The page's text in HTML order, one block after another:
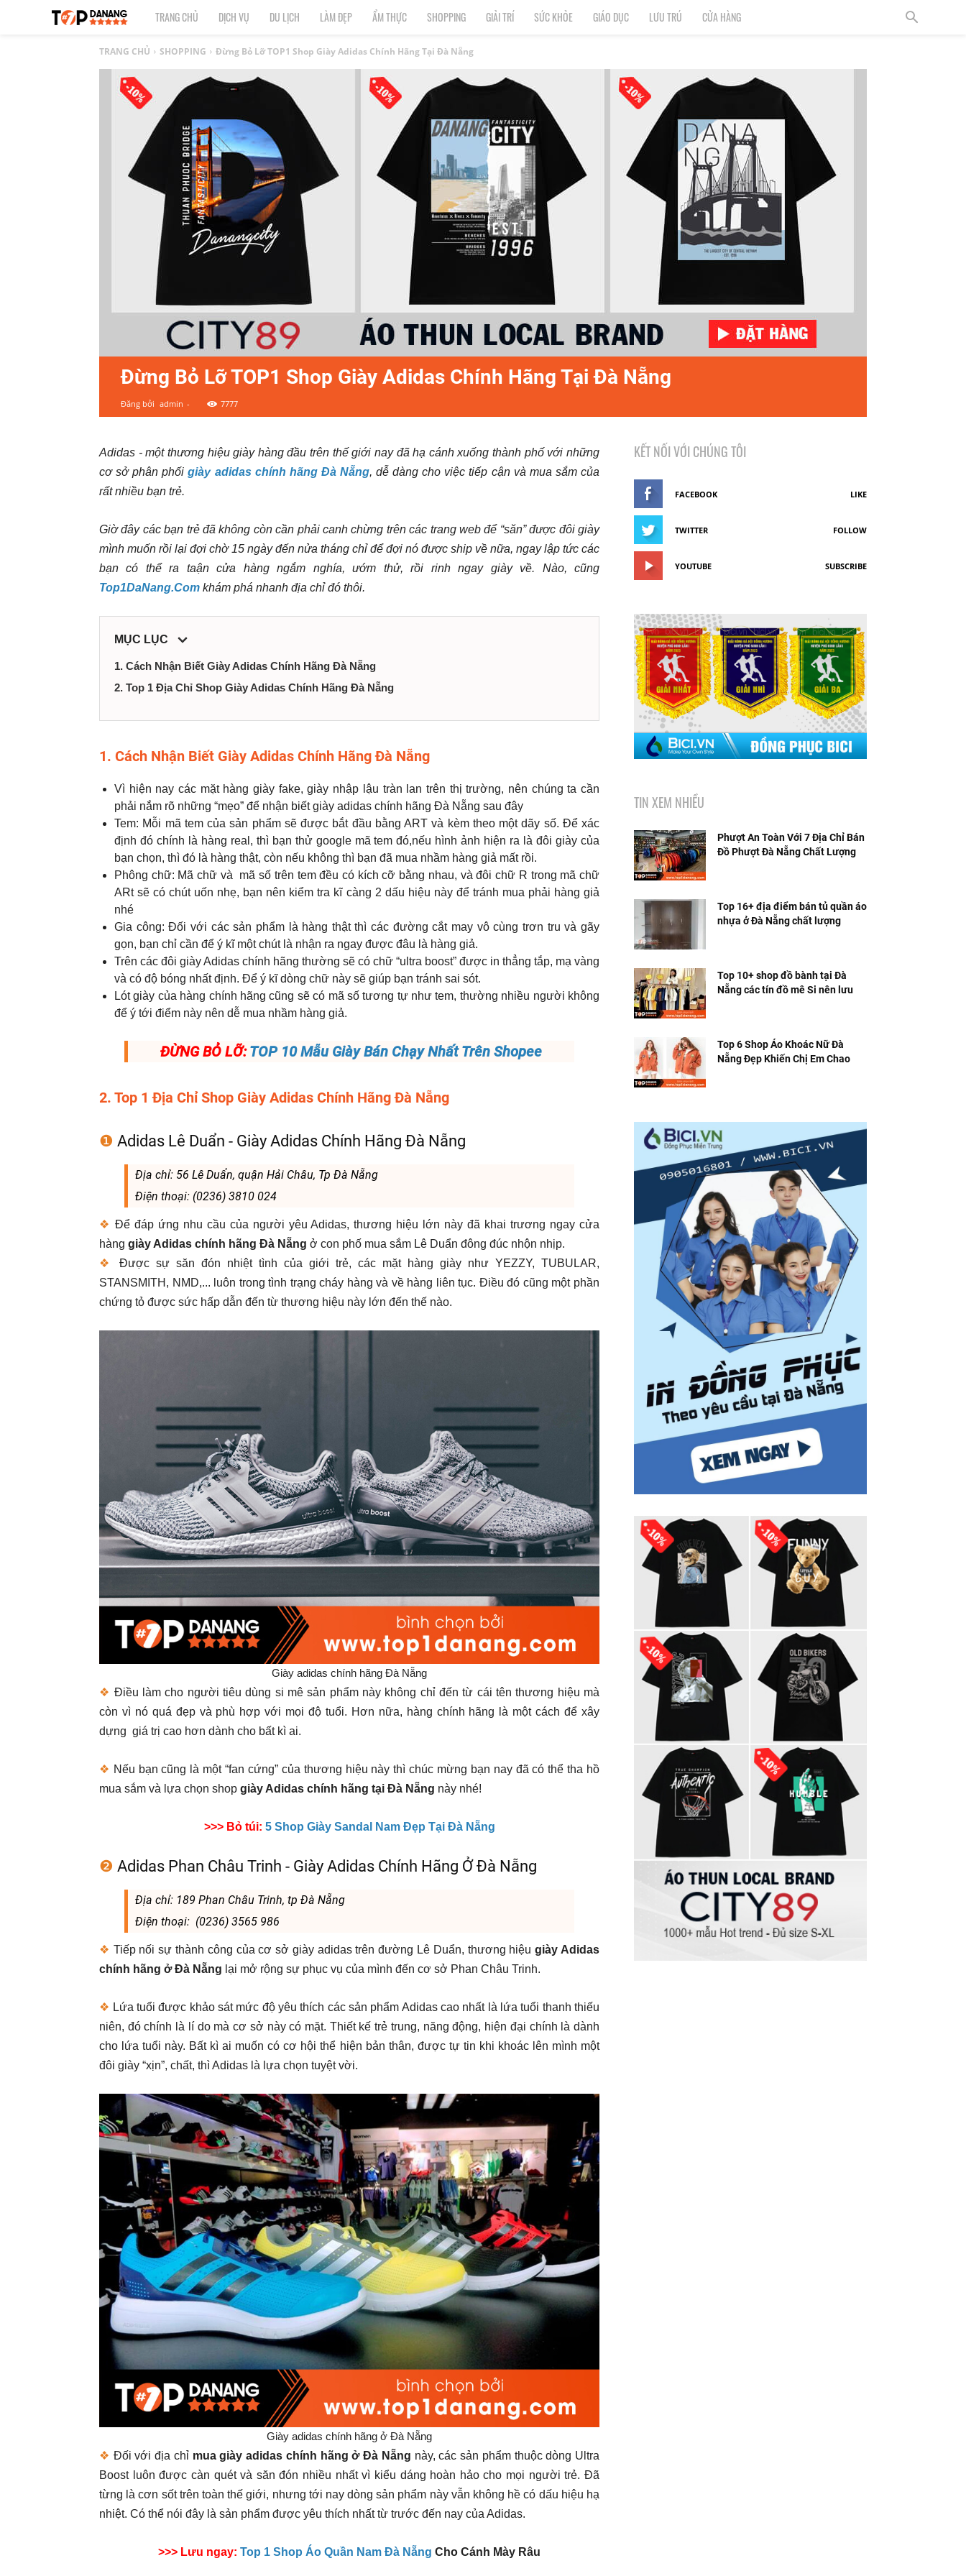
TOP
1
ĐÀ
NẴNG
|
Top
điểm,
công
shop,
tại
Đà
Nẵng
TRANG CHỦ DỊCH VỤ DU LỊCH LÀM ĐẸP ẨM THỰC SHOPPING GIẢI TRÍ SỨC KHỎE GIÁO DỤC LƯU TRÚ CỬA HÀNG
TRANG CHỦ SHOPPING Đừng Bỏ Lỡ TOP1 Shop Giày Adidas Chính Hãng Tại Đà Nẵng
Đừng Bỏ Lỡ TOP1 Shop Giày Adidas Chính Hãng Tại Đà Nẵng
Đăng bởi admin - 7777
Adidas - một thương hiệu giày hàng đầu trên thế giới nay đã hạ cánh xuống thành phố với những
cơ sở phân phốigiày adidas chính hãng Đà Nẵng, dễ dàng cho việc tiếp cận và mua sắm của
rất nhiều bạn trẻ.
Giờ đây các bạn trẻ đã không còn cần phải canh chừng trên các trang web để “săn” được đôi giày
mình muốn rồi lại đợi chờ 15 ngày đến nửa tháng chỉ để đợi nó được ship về nữa, ngay lập tức các
bạn có thể ra taận cửa hàng ngắm nghía, ướm thử, rồi rinh ngay giày về. Nào, cũng
Top1DaNang.Com khám phá nhanh địa chỉ đó thôi.
MỤC LỤC
1. Cách Nhận Biết Giày Adidas Chính Hãng Đà Nẵng
2. Top 1 Địa Chỉ Shop Giày Adidas Chính Hãng Đà Nẵng
1. Cách Nhận Biết Giày Adidas Chính Hãng Đà Nẵng
Vì hiện nay các mặt hàng giày fake, giày nhập lậu tràn lan trên thị trường, nên chúng ta cần
phải nắm rõ những “mẹo” để nhận biết giày adidas chính hãng Đà Nẵng sau đây
Tem: Mỗi mã tem của sản phẩm sẽ được bắt đầu bằng ART và kèm theo một dãy số. Để xác
định đó chính là hàng real, thì bạn thử google mã tem đó,nếu hình ảnh hiện ra là đôi giày của
bạn chọn, thì đó là hàng thật, còn nếu không thì bạn đã mua nhầm hàng giả mất rồi.
Phông chữ: Mã chữ và mã số trên tem đều có kích cỡ bằng nhau, và đôi chữ R trong mã chữ
ARt sẽ có chút uốn nhẹ, bạn nên kiểm tra kĩ càng 2 dấu hiệu này để tránh mua phải hàng giả
nhé
Gia công: Đối với các sản phẩm là hàng thật thì các đường cắt may vô cùng trơn tru và gãy
gọn, bạn chỉ cần để ý kĩ một chút là nhận ra ngay được đâu là hàng giả.
Trên các đôi giày Adidas chính hãng thường sẽ có chữ “ultra boost” được in thẳng tắp, mạ vàng
và có độ bóng nhất định. Để ý kĩ dòng chữ này sẽ giúp bạn tránh sai sót.
Lót giày của hàng chính hãng cũng sẽ có mã số tương tự như tem, thường nhiều người không
để ý tới điểm này nên dễ mua nhầm hàng giả.
ĐỪNG BỎ LỠ: TOP 10 Mẫu Giày Bán Chạy Nhất Trên Shopee
2. Top 1 Địa Chỉ Shop Giày Adidas Chính Hãng Đà Nẵng
❶ Adidas Lê Duẩn - Giày Adidas Chính Hãng Đà Nẵng
Địa chỉ: 56 Lê Duẩn, quận Hải Châu, Tp Đà Nẵng
Điện thoại: (0236) 3810 024
❖ Để đáp ứng nhu cầu của người yêu Adidas, thương hiệu lớn này đã khai trương ngay cửa
hàng giày Adidas chính hãng Đà Nẵng ở con phố mua sắm Lê Duẩn đông đúc nhộn nhịp.
❖ Được sự săn đón nhiệt tình của giới trẻ, các mặt hàng giày như YEZZY, TUBULAR,
STANSMITH, NMD,... luôn trong tình trạng cháy hàng và về hàng liên tục. Điều đó cũng một phần
chứng tỏ được sức hấp dẫn đến từ thương hiệu này lớn đến thế nào.
Giày adidas chính hãng Đà Nẵng
❖ Điều làm cho người tiêu dùng si mê sản phẩm này không chỉ đến từ cái tên thương hiệu mà
còn vì nó quá đẹp và phù hợp với mọi độ tuổi. Hơn nữa, hàng chính hãng là một cách để xây
dựng giá trị cao hơn dành cho bất kì ai.
❖ Nếu bạn cũng là một “fan cứng” của thương hiệu này thì chúc mừng bạn nay đã có thể tha hồ
mua sắm và lựa chọn shop giày Adidas chính hãng tại Đà Nẵng này nhé!
>>> Bỏ túi: 5 Shop Giày Sandal Nam Đẹp Tại Đà Nẵng
❷ Adidas Phan Châu Trinh - Giày Adidas Chính Hãng Ở Đà Nẵng
Địa chỉ: 189 Phan Châu Trinh, tp Đà Nẵng
Điện thoại: (0236) 3565 986
❖ Tiếp nối sự thành công của cơ sở giày adidas trên đường Lê Duẩn, thương hiệugiày Adidas
chính hãng ở Đà Nẵng lại mở rộng sự phục vụ của mình đến cơ sở Phan Châu Trinh.
❖ Lứa tuổi được khảo sát mức độ yêu thích các sản phẩm Adidas cao nhất là lứa tuổi thanh thiếu
niên, đó chính là lí do mà cơ sở này có mặt. Thiết kế trẻ trung, năng động, hiện đại chính là dành
cho lứa tuổi này. Bất kì ai muốn có cơ hội thể hiện bản thân, được tự tin khi khoác lên mình một
đôi giày “xịn”, chất, thì Adidas là lựa chọn tuyệt vời.
Giày adidas chính hãng ở Đà Nẵng
❖ Đối với địa chỉ mua giày adidas chính hãng ở Đà Nẵng này, các sản phẩm thuộc dòng Ultra
Boost luôn được càn quét và săn đón nhiều nhất vì kiểu dáng hoàn hảo cho mọi người trẻ. Đã
từng là cơn sốt trên toàn thế giới, nhưng tới nay dòng sản phẩm này vẫn không hề có dấu hiệu hạ
nhiệt. Có thể nói đây là sản phẩm được yêu thích nhất từ trước đến nay của Adidas.
>>> Lưu ngay: Top 1 Shop Áo Quần Nam Đà Nẵng Cho Cánh Mày Râu
KẾT NỐI VỚI CHÚNG TÔI
FACEBOOK LIKE
TWITTER FOLLOW
YOUTUBE SUBSCRIBE
TIN XEM NHIỀU
Phượt An Toàn Với 7 Địa Chỉ Bán
Đồ Phượt Đà Nẵng Chất Lượng
Top 16+ địa điểm bán tủ quần áo
nhựa ở Đà Nẵng chất lượng
Top 10+ shop đồ bành tại Đà
Nẵng các tín đồ mê Si nên lưu
Top 6 Shop Áo Khoác Nữ Đà
Nẵng Đẹp Khiến Chị Em Chao